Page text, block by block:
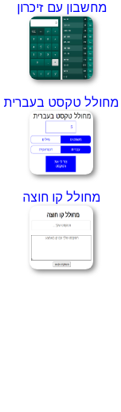
מחשבון עם זיכרון
מחולל טקסט בעברית
מחולל קו חוצה